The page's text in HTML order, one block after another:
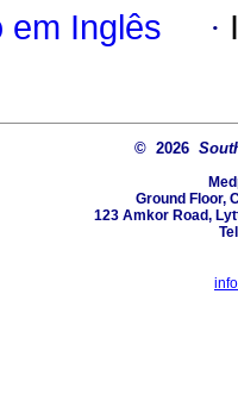
em Inglês ·
© 2026
Ground Floor,
123 Amkor Road,